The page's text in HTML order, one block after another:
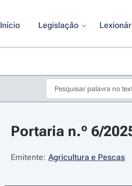
Início Legislação
Portaria n.º 6/
Emitente: Agricultura e Pescas